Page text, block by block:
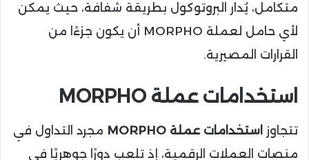
متكامل، يُدار البروتوكول بطريقة شفافة، حيث يمكن
لأي حامل لعملة MORPHO أن يكون جزءًا من
القرارات المصيرية.
استخدامات عملة MORPHO
تتجاوز استخدامات عملة MORPHO
مجرد التداول في
منصات العملات الرقمية، إذ تلعب دورًا جوهريًا في